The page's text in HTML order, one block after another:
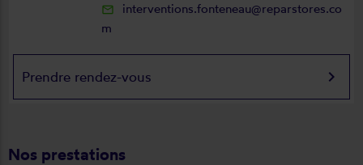
mail_outline
interventions.fonteneau@reparstores.co
m
Prendre rendez-vous keyboard_arrow_right
Nos prestations